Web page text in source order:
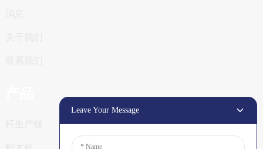
Leave Your Message